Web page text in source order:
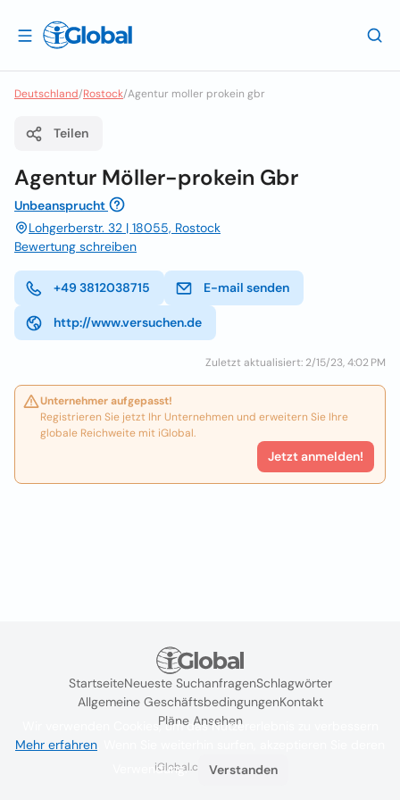
Deutschland/Rostock/Agentur moller prokein gbr
Teilen
Agentur Möller-prokein Gbr
Unbeansprucht
Lohgerberstr. 32 | 18055, Rostock
Bewertung schreiben
+49 3812038715 E-mail senden
http://www.versuchen.de
Zuletzt aktualisiert: 2/15/23, 4:02 PM
Unternehmer aufgepasst!
Registrieren Sie jetzt Ihr Unternehmen und erweitern Sie Ihre
globale Reichweite mit iGlobal.
Jetzt anmelden!
StartseiteNeueste SuchanfragenSchlagwörter
Allgemeine GeschäftsbedingungenKontakt
Pläne Ansehen
iGlobal.co @ 2024
Wir verwenden Cookies, um das Nutzererlebnis zu verbessern
Mehr erfahren
Verwendung.
Verstanden